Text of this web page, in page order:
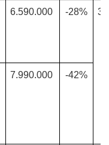
6.590.000 -28%
7.990.000 -42%